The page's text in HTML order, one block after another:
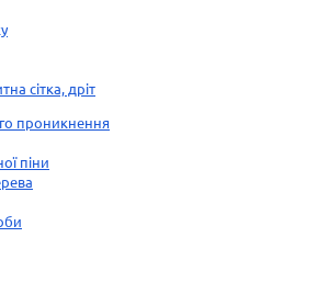
сітка, дріт
проникнення
піни